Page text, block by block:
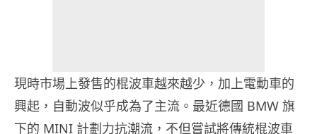
現時市場上發售的棍波車越來越少，加上電動車的
興起，自動波似乎成為了主流。最近德國 BMW 旗
下的 MINI 計劃力抗潮流，不但嘗試將傳統棍波車